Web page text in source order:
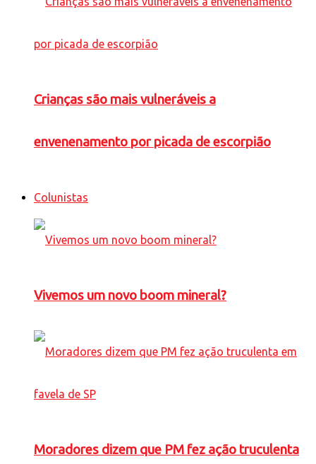
Crianças são mais vulneráveis a
envenenamento por picada de escorpião
Colunistas
Vivemos um novo boom mineral?
Moradores dizem que PM fez ação truculenta